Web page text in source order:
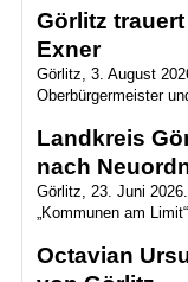
Görlitz
Exner
Görlitz, 3. August
Oberbürgermeister
Landkreis
nach
Görlitz, 23. Juni
„Kommunen am
Octavian